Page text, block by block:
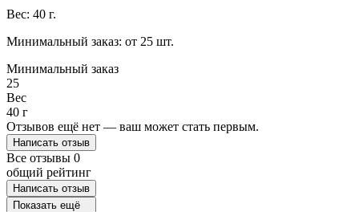
Вес: 40 г.
Минимальный заказ: от 25 шт.
Минимальный заказ
25
Вес
40 г
Отзывов ещё нет — ваш может стать первым.
Написать отзыв
Все отзывы 0
общий рейтинг
Написать отзыв
Показать ещё